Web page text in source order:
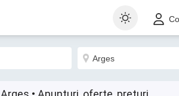
EUR Sortează